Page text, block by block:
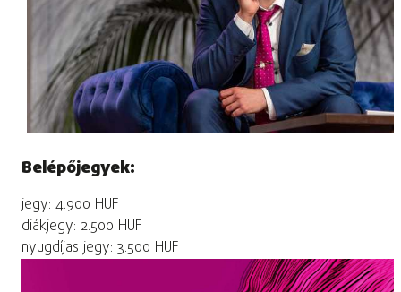
Belépőjegyek:
jegy: 4.900 HUF
diákjegy: 2.500 HUF
nyugdíjas jegy: 3.500 HUF